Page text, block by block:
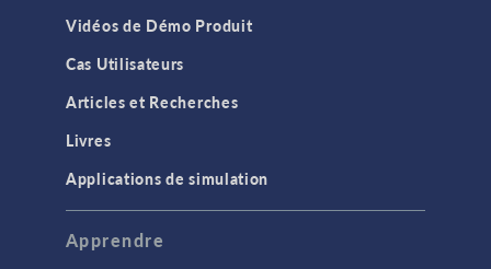
Vidéos de Démo Produit
Cas Utilisateurs
Articles et Recherches
Livres
Applications de simulation
Apprendre